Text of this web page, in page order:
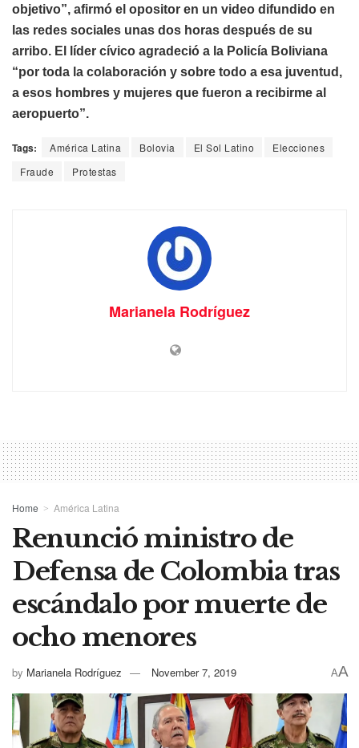
objetivo”, afirmó el opositor en un video difundido en
las redes sociales unas dos horas después de su
arribo. El líder cívico agradeció a la Policía Boliviana
“por toda la colaboración y sobre todo a esa juventud,
a esos hombres y mujeres que fueron a recibirme al
aeropuerto”.
Tags: América Latina Bolovia El Sol Latino
Elecciones
Fraude
Protestas
Marianela Rodríguez
Home América Latina
Renunció ministro de
Defensa de Colombia tras
escándalo por muerte de
ocho menores
by Marianela Rodríguez November 7, 2019 AA